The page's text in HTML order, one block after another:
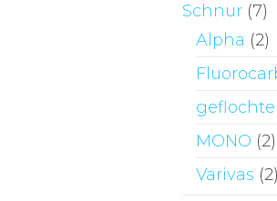
Schnur (7)
Alpha (2)
MONO (2)
Varivas (2)